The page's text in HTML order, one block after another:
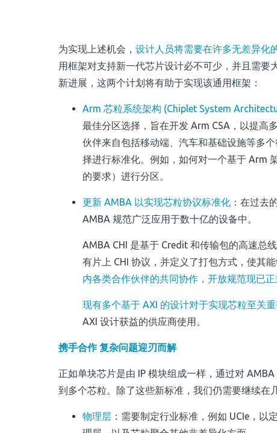
为实现上述机会， 设计人员将需要在许多无差异化
用框架对支持新一代芯片设计必不可少，并且需
新进展，这两个计划将有助于实现该通用框架：
Arm 芯粒系统架构 (Chiplet System
最佳分区选择，旨在开发 Arm CSA，以提高
伙伴来自包括移动端、汽车和基础设施等多
择进行标准化。 例如，如何对一个基于 Arm
的要求）进行分区。
更新 AMBA 以实现芯粒协议标准化 ： 在过去
AMBA 规范广泛应用于数十亿的设备中。
AMBA CHI 是基于 Credit 和传输包的高速总
有片上 CHI 协议，并定义了打包方式，使其
内各类合作伙伴的共同协作，开放规范现已正
现有多个基于 AXI 的设计对于实现芯粒至关重
AXI 设计获益的供应商使用。
携手合作 复杂问题迎刃而解
正如单块芯片是由 IP 模块组成一样，通过对
到多个芯粒。 除了这些新标准，我们仍需要继续在
物理层 ： 需要制定行业标准，例如 UCIe，以